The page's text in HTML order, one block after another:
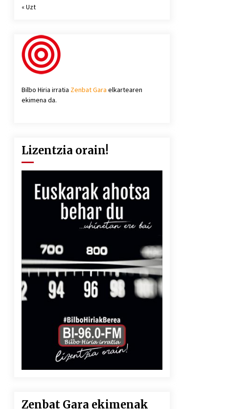
« Uzt
Bilbo Hiria irratia Zenbat Gara elkartearen
ekimena da.
Lizentzia orain!
Zenbat Gara ekimenak